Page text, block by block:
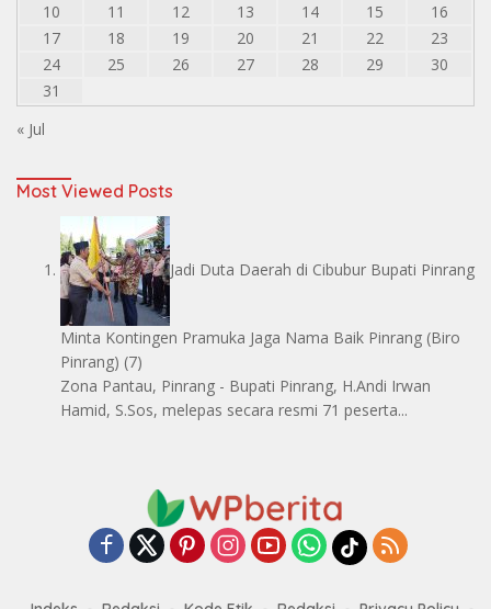
10
11 12 13 14 15
16
17
18 19 20 21 22
23
24
25 26 27 28 29
30
31
« Jul
Most Viewed Posts
Jadi Duta Daerah di Cibubur Bupati Pinrang
Minta Kontingen Pramuka Jaga Nama Baik Pinrang (Biro
Pinrang) (7)
Zona Pantau, Pinrang - Bupati Pinrang, H.Andi Irwan
Hamid, S.Sos, melepas secara resmi 71 peserta...